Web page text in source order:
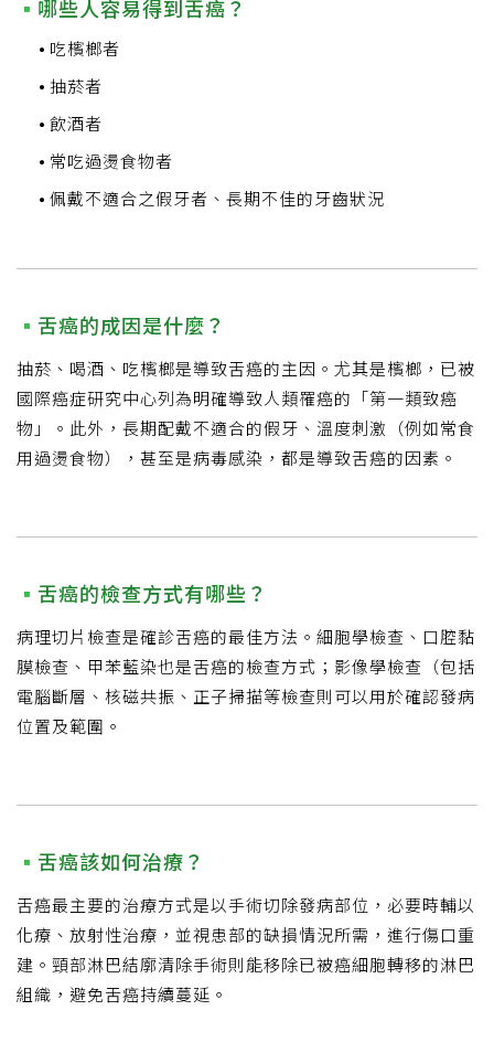
哪些人容易得到舌癌？
吃檳榔者
抽菸者
飲酒者
常吃過燙食物者
佩戴不適合之假牙者、長期不佳的牙齒狀況
舌癌的成因是什麼？
抽菸、喝酒、吃檳榔是導致舌癌的主因。尤其是檳榔，已被
國際癌症研究中心列為明確導致人類罹癌的「第一類致癌
物」。此外，長期配戴不適合的假牙、溫度刺激（例如常食
用過燙食物），甚至是病毒感染，都是導致舌癌的因素。
舌癌的檢查方式有哪些？
病理切片檢查是確診舌癌的最佳方法。細胞學檢查、口腔黏
膜檢查、甲苯藍染也是舌癌的檢查方式；影像學檢查（包括
電腦斷層、核磁共振、正子掃描等檢查則可以用於確認發病
位置及範圍。
舌癌該如何治療？
舌癌最主要的治療方式是以手術切除發病部位，必要時輔以
化療、放射性治療，並視患部的缺損情況所需，進行傷口重
建。頸部淋巴結廓清除手術則能移除已被癌細胞轉移的淋巴
組織，避免舌癌持續蔓延。